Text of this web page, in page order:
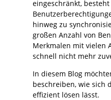
eingeschränkt,
hinweg zu
großen Anzahl von
Merkmalen mit vielen
schnell nicht mehr
In diesem Blog
beschreiben, wie sich
effizient lösen lässt.